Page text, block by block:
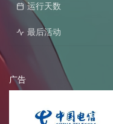
运行天数
最后活动
广告